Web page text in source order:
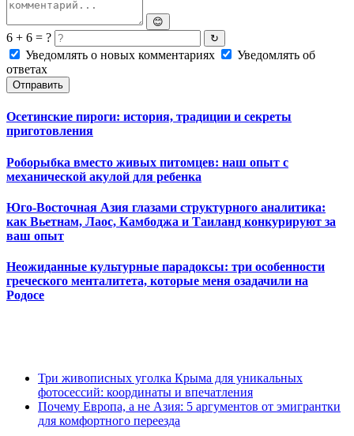
😊
6 + 6 = ? ↻
Уведомлять о новых комментариях
Уведомлять об
ответах
Отправить
Осетинские пироги: история, традиции и секреты
приготовления
Роборыбка вместо живых питомцев: наш опыт с
механической акулой для ребенка
Юго-Восточная Азия глазами структурного аналитика:
как Вьетнам, Лаос, Камбоджа и Таиланд конкурируют за
ваш опыт
Неожиданные культурные парадоксы: три особенности
греческого менталитета, которые меня озадачили на
Родосе
Три живописных уголка Крыма для уникальных
фотосессий: координаты и впечатления
Почему Европа, а не Азия: 5 аргументов от эмигрантки
для комфортного переезда